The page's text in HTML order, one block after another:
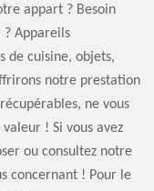
appart ? Besoin
Appareils
de cuisine, objets,
notre prestation
ne vous
! Si vous avez
ou consultez notre
concernant ! Pour le